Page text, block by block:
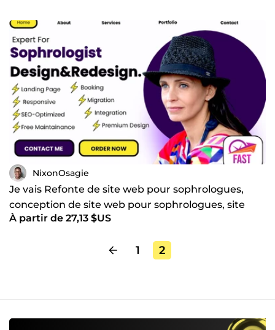
NixonOsagie
Je vais Refonte de site web pour sophrologues,
conception de site web pour sophrologues, site
web spirituel
À partir de 27,13 $US
1 2